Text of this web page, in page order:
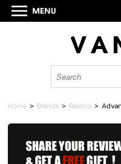
Home > Brands > Rexona >